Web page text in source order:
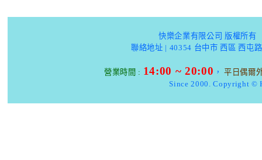
快樂企業有限公司 版權所
聯絡地址 | 40354 台中市 西區 西屯
營業時間 : 14:00 ~ 20:00 ， 平日偶爾
Since 2000. Copyright ©